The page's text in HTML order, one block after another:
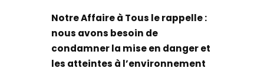
Notre Affaire à Tous le rappelle :
nous avons besoin de
condamner la mise en danger et
les atteintes à l’environnement